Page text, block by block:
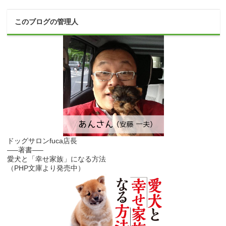
このブログの管理人
ドッグサロンfuca店長
—–著書—–
愛犬と「幸せ家族」になる方法
（PHP文庫より発売中）